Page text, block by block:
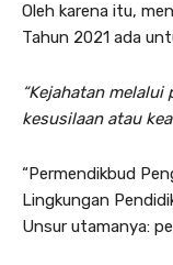
Oleh karena itu,
Tahun 2021 ada
“Kejahatan
kesusilaan atau
“Permendikbud
Lingkungan
Unsur utamanya: